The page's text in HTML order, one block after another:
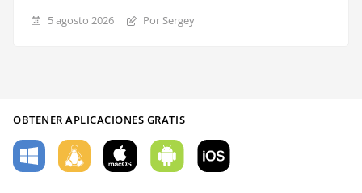
5 agosto 2026 Por Sergey
OBTENER APLICACIONES GRATIS